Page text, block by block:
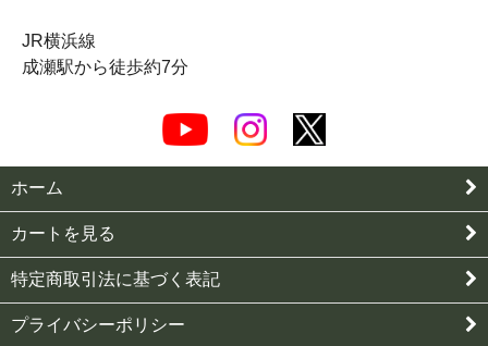
JR横浜線
成瀬駅から徒歩約7分
ホーム
カートを見る
特定商取引法に基づく表記
プライバシーポリシー